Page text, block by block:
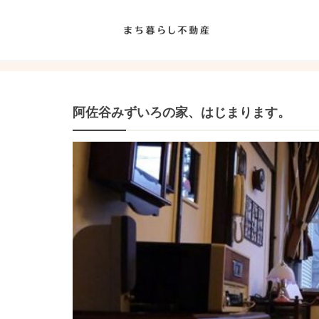
まち暮らしデイズ
阿佐谷みずいろの家、はじまります。